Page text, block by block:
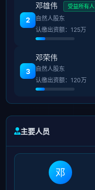
2
邓雄伟 受益所有人
自然人股东
认缴出资额：125万
3
邓荣伟
自然人股东
认缴出资额：120万
主要人员
邓